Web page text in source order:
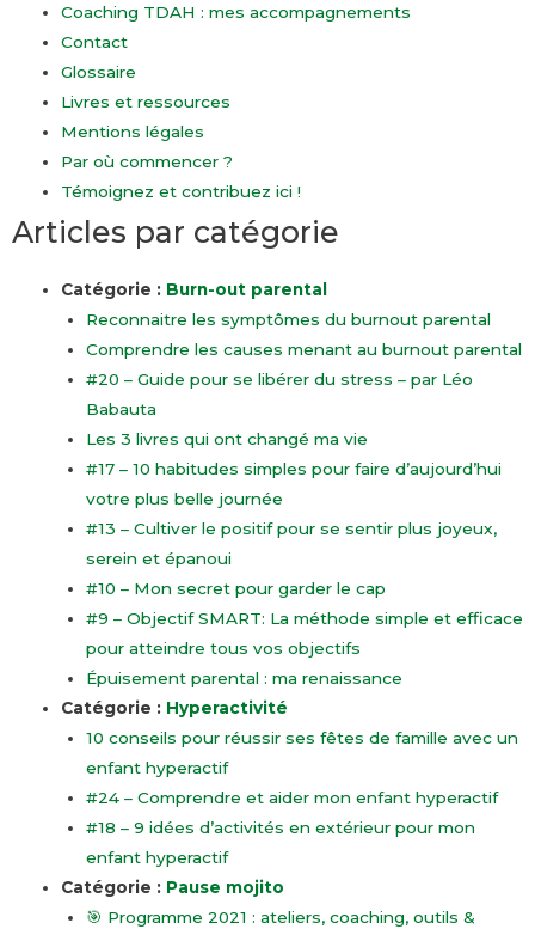
Coaching TDAH : mes accompagnements
Contact
Glossaire
Livres et ressources
Mentions légales
Par où commencer ?
Témoignez et contribuez ici !
Articles par catégorie
Catégorie : Burn-out parental
Reconnaitre les symptômes du burnout parental
Comprendre les causes menant au burnout parental
#20 – Guide pour se libérer du stress – par Léo
Babauta
Les 3 livres qui ont changé ma vie
#17 – 10 habitudes simples pour faire d’aujourd’hui
votre plus belle journée
#13 – Cultiver le positif pour se sentir plus joyeux,
serein et épanoui
#10 – Mon secret pour garder le cap
#9 – Objectif SMART: La méthode simple et efficace
pour atteindre tous vos objectifs
Épuisement parental : ma renaissance
Catégorie : Hyperactivité
10 conseils pour réussir ses fêtes de famille avec un
enfant hyperactif
#24 – Comprendre et aider mon enfant hyperactif
#18 – 9 idées d’activités en extérieur pour mon
enfant hyperactif
Catégorie : Pause mojito
🎯 Programme 2021 : ateliers, coaching, outils &